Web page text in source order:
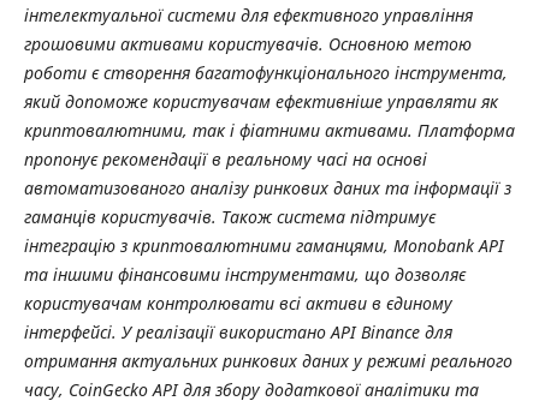
інтелектуальної системи для ефективного управління
грошовими активами користувачів. Основною метою
роботи є створення багатофункціонального інструмента,
який допоможе користувачам ефективніше управляти як
криптовалютними, так і фіатними активами. Платформа
пропонує рекомендації в реальному часі на основі
автоматизованого аналізу ринкових даних та інформації з
гаманців користувачів. Також система підтримує
інтеграцію з криптовалютними гаманцями, Monobank API
та іншими фінансовими інструментами, що дозволяє
користувачам контролювати всі активи в єдиному
інтерфейсі. У реалізації використано API Binance для
отримання актуальних ринкових даних у режимі реального
часу, CoinGecko API для збору додаткової аналітики та